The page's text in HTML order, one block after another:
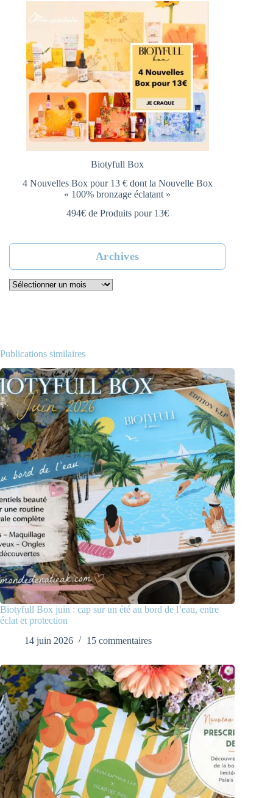
Biotyfull Box
4 Nouvelles Box pour 13 € dont la Nouvelle Box
« 100% bronzage éclatant »
494€ de Produits pour 13€
Archives
Archives
Publications similaires
Biotyfull Box juin : cap sur un été au bord de l’eau, entre
éclat et protection
14 juin 2026
15 commentaires